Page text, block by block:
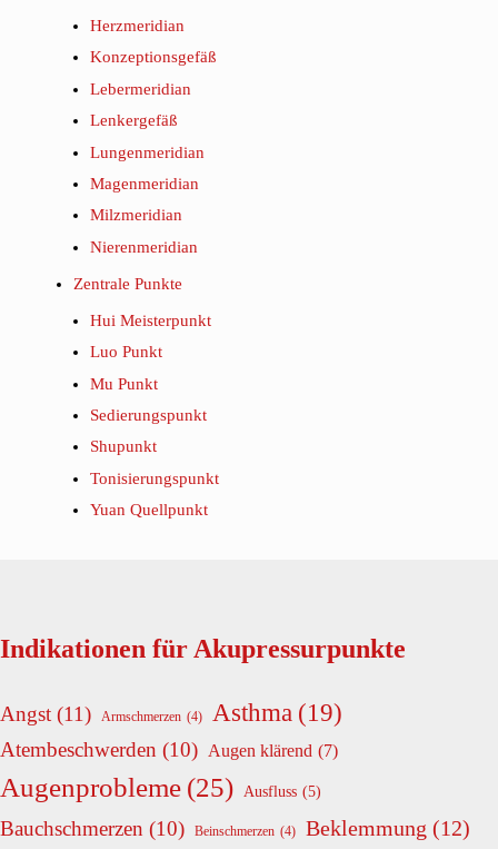
Herzmeridian
Konzeptionsgefäß
Lebermeridian
Lenkergefäß
Lungenmeridian
Magenmeridian
Milzmeridian
Nierenmeridian
Zentrale Punkte
Hui Meisterpunkt
Luo Punkt
Mu Punkt
Sedierungspunkt
Shupunkt
Tonisierungspunkt
Yuan Quellpunkt
Indikationen für Akupressurpunkte
Angst (11) Armschmerzen (4) Asthma (19)
Atembeschwerden (10) Augen klärend (7)
Augenprobleme (25) Ausfluss (5)
Bauchschmerzen (10) Beinschmerzen (4) Beklemmung (12)